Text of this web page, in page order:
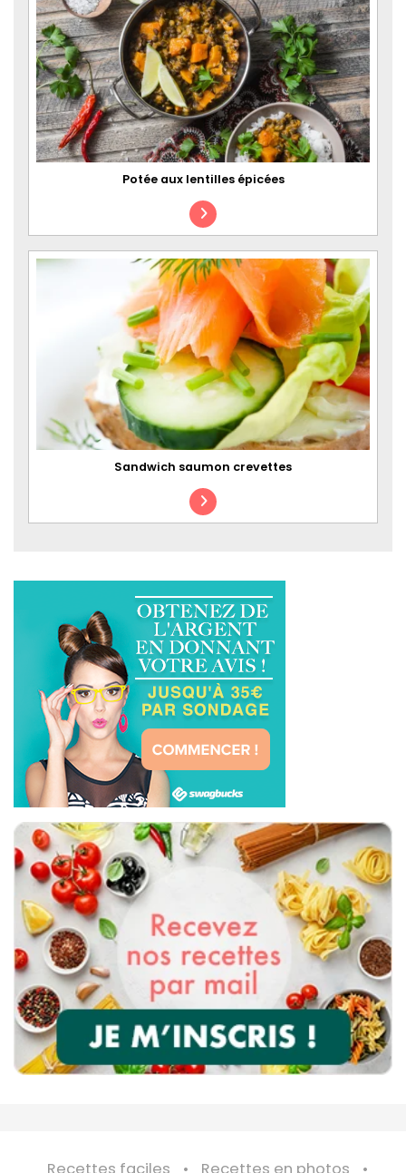
Potée aux lentilles épicées
Sandwich saumon crevettes
Recettes faciles Recettes en photos